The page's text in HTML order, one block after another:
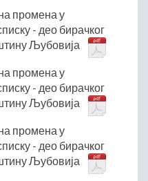
промена у
- део бирачког
Љубовија
промена у
- део бирачког
Љубовија
промена у
- део бирачког
Љубовија